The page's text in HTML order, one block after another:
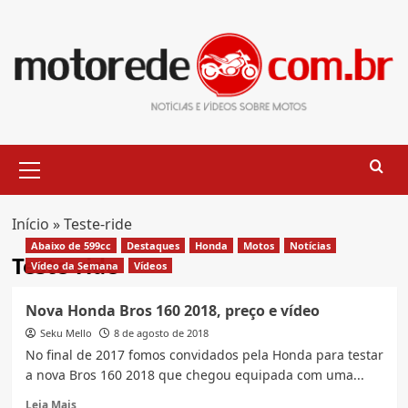
content
Menu
Início »Teste-ride
Teste-ride
Abaixo de 599cc Destaques Honda Motos
Notícias
Vídeo da Semana
Vídeos
Nova Honda Bros 160 2018, preço e vídeo
Seku Mello 8 de agosto de 2018
No final de 2017 fomos convidados pela Honda para testar
a nova Bros 160 2018 que chegou equipada com uma...
Leia MaisRead